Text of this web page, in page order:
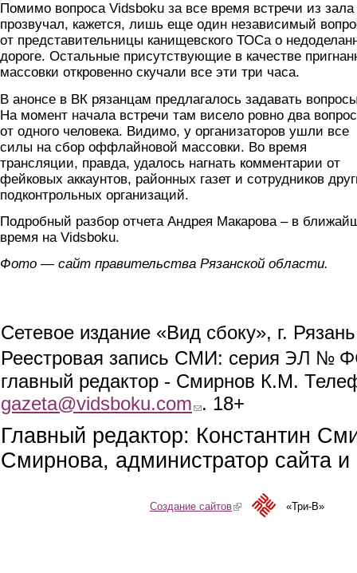
Помимо вопроса Vidsboku за все время встречи из зала
прозвучал, кажется, лишь еще один независимый
от представительницы канищевского ТОСа о
дороге. Остальные присутствующие в качестве
массовки откровенно скучали все эти три часа.
В анонсе в ВК рязанцам предлагалось задавать
На момент начала встречи там висело ровно два
от одного человека. Видимо, у организаторов ушли все
силы на сбор оффлайновой массовки. Во время
трансляции, правда, удалось нагнать комментарии от
фейковых аккаунтов, районных газет и сотрудников
подконтрольных организаций.
Подробный разбор отчета Андрея Макарова – в
время на Vidsboku.
Фото — сайт правительства Рязанской области.
Сетевое издание «Вид сбоку», г.
Реестровая запись СМИ: серия ЭЛ №
главный редактор - Смирнов К.М.
gazeta@vidsboku.com (link sends e-mail)
. 18+
Главный редактор: Константин
Смирнова, администратор сайта
Создание сайтов(link is external)«Три-В»